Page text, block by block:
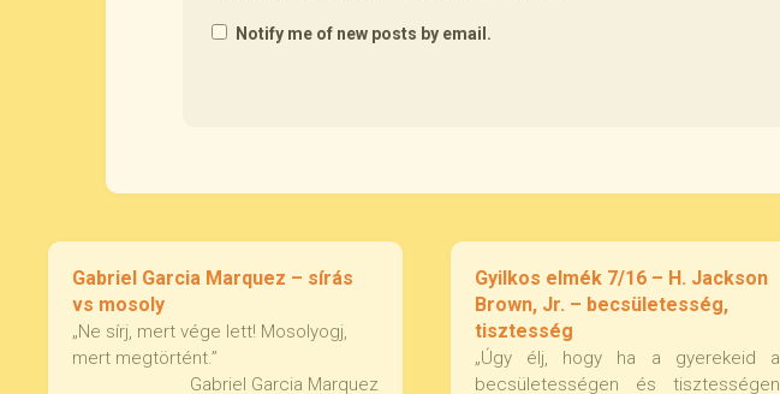
Notify me of new posts by email.
Gabriel Garcia Marquez – sírás
vs mosoly
„Ne sírj, mert vége lett! Mosolyogj,
mert megtörtént.”
Gabriel Garcia Marquez
Gyilkos elmék 7/16 – H. Jackson
Brown, Jr. – becsületesség,
tisztesség
„Úgy élj, hogy ha a gyerekeid a
becsületességen és tisztességen